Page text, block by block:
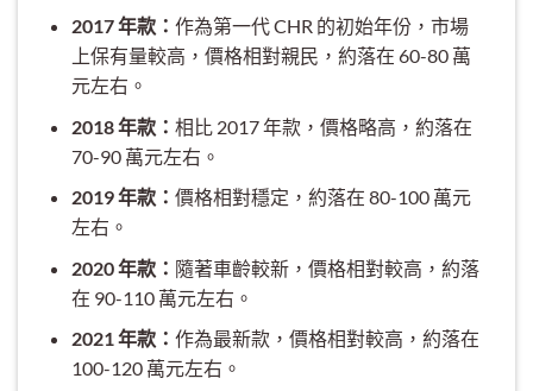
2017 年款： 作為第一代 CHR 的初始年份，市場
上保有量較高，價格相對親民，約落在 60-80 萬
元左右。
2018 年款： 相比 2017 年款，價格略高，約落在
70-90 萬元左右。
2019 年款： 價格相對穩定，約落在 80-100 萬元
左右。
2020 年款： 隨著車齡較新，價格相對較高，約落
在 90-110 萬元左右。
2021 年款： 作為最新款，價格相對較高，約落在
100-120 萬元左右。